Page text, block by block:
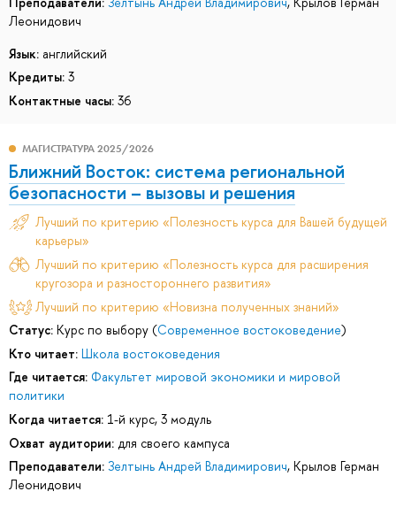
Леонидович
Язык: английский
Кредиты: 3
Контактные часы: 36
МАГИСТРАТУРА 2025/2026
Ближний Восток: система региональной
безопасности – вызовы и решения
Лучший по критерию «Полезность курса для Вашей будущей
карьеры»
Лучший по критерию «Полезность курса для расширения
кругозора и разностороннего развития»
Лучший по критерию «Новизна полученных знаний»
Статус: Курс по выбору (Современное востоковедение)
Кто читает: Школа востоковедения
Где читается: Факультет мировой экономики и мировой
политики
Когда читается: 1-й курс, 3 модуль
Охват аудитории: для своего кампуса
Преподаватели: Зелтынь Андрей Владимирович, Крылов Герман
Леонидович